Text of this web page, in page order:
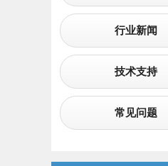
行业新闻
技术支持
常见问题